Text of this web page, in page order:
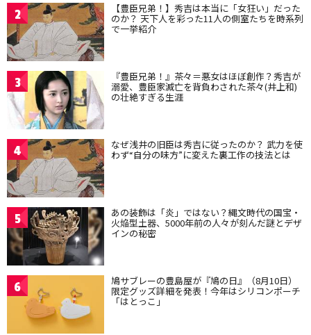
2 【豊臣兄弟！】秀吉は本当に「女狂い」だった
のか？ 天下人を彩った11人の側室たちを時系列
で一挙紹介
3 『豊臣兄弟！』茶々＝悪女はほぼ創作？秀吉が
溺愛、豊臣家滅亡を背負わされた茶々(井上和)
の壮絶すぎる生涯
4 なぜ浅井の旧臣は秀吉に従ったのか？ 武力を使
わず“自分の味方”に変えた裏工作の技法とは
5 あの装飾は「炎」ではない？縄文時代の国宝・
火焔型土器、5000年前の人々が刻んだ謎とデザ
インの秘密
6 鳩サブレーの豊島屋が『鳩の日』（8月10日）
限定グッズ詳細を発表！今年はシリコンポーチ
「はとっこ」